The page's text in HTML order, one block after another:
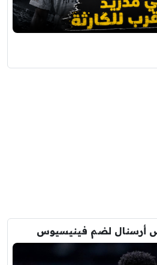
أرسنال لضم فينيسيوس